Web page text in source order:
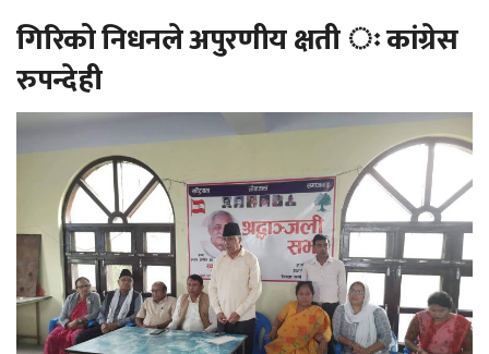
गिरिको निधनले अपुरणीय क्षती ः कांग्रेस
रुपन्देही